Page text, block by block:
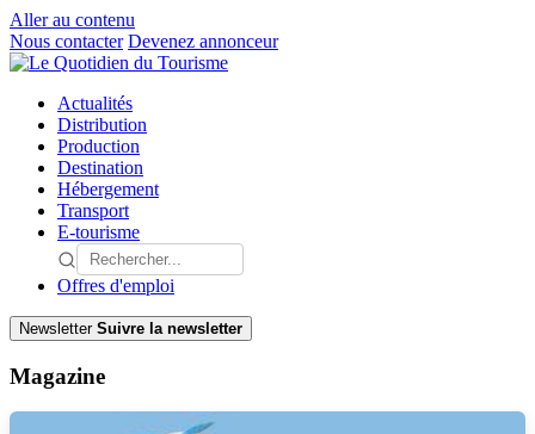
Aller au contenu
Nous contacter Devenez annonceur
Actualités
Distribution
Production
Destination
Hébergement
Transport
E-tourisme
Offres d'emploi
Newsletter Suivre la newsletter
Magazine